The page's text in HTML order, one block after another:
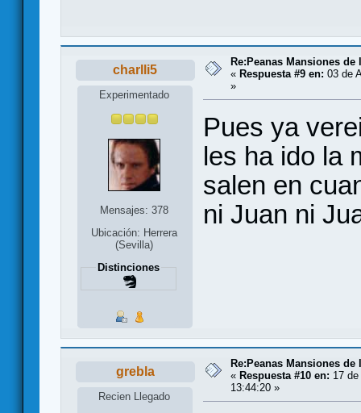
charlli5
Experimentado
Mensajes: 378
Ubicación: Herrera
(Sevilla)
Distinciones
Re:Peanas Mansiones de
« Respuesta #9 en: 03 de
»
Pues ya
les ha ido la
salen en
ni Juan ni
grebla
Recien Llegado
Re:Peanas Mansiones de
« Respuesta #10 en: 17
13:44:20 »